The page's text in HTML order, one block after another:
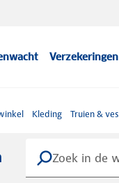
Verzekeringen
Kleding Truien &